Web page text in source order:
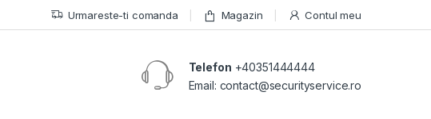
Urmareste-ti comanda Magazin Contul meu
Telefon +40351444444
Email: contact@securityservice.ro